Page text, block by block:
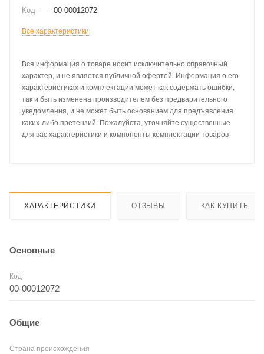
Код — 00-00012072
Все характеристики
Вся информация о товаре носит исключительно справочный
характер, и не является публичной офертой. Информация о его
характеристиках и комплектации может как содержать ошибки,
так и быть изменена производителем без предварительного
уведомления, и не может быть основанием для предъявления
каких-либо претензий. Пожалуйста, уточняйте существенные
для вас характеристики и компоненты комплектации товаров
ХАРАКТЕРИСТИКИ ОТЗЫВЫ КАК КУПИТЬ
Основные
Код
00-00012072
Общие
Страна происхождения